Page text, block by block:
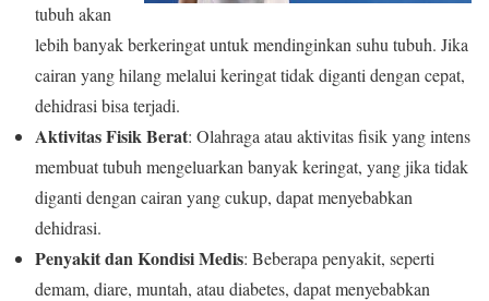
tubuh akan
lebih banyak berkeringat untuk mendinginkan suhu tubuh. Jika
cairan yang hilang melalui keringat tidak diganti dengan cepat,
dehidrasi bisa terjadi.
Aktivitas Fisik Berat: Olahraga atau aktivitas fisik yang intens
membuat tubuh mengeluarkan banyak keringat, yang jika tidak
diganti dengan cairan yang cukup, dapat menyebabkan
dehidrasi.
Penyakit dan Kondisi Medis: Beberapa penyakit, seperti
demam, diare, muntah, atau diabetes, dapat menyebabkan